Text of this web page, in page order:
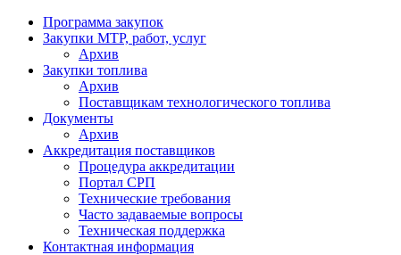
Программа закупок
Закупки МТР, работ, услуг
Архив
Закупки топлива
Архив
Поставщикам технологического топлива
Документы
Архив
Аккредитация поставщиков
Процедура аккредитации
Портал СРП
Технические требования
Часто задаваемые вопросы
Техническая поддержка
Контактная информация